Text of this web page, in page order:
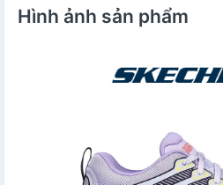
Hình ảnh sản phẩm